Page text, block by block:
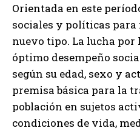
Orientada en este
sociales y políticas
nuevo tipo. La lucha por
óptimo desempeño
según su edad, sexo y
premisa básica para la
población en sujetos
condiciones de vida,